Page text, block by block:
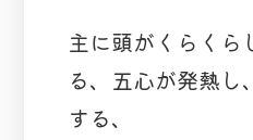
主に頭がくらくら
る、五心が発熱し
する、